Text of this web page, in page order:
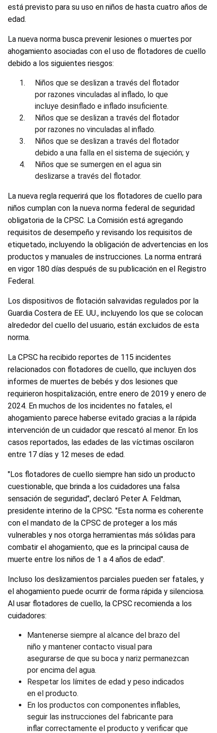
está previsto para su uso en niños de hasta cuatro años de
edad.
La nueva norma busca prevenir lesiones o muertes por
ahogamiento asociadas con el uso de flotadores de cuello
debido a los siguientes riesgos:
Niños que se deslizan a través del flotador
por razones vinculadas al inflado, lo que
incluye desinflado e inflado insuficiente.
Niños que se deslizan a través del flotador
por razones no vinculadas al inflado.
Niños que se deslizan a través del flotador
debido a una falla en el sistema de sujeción; y
Niños que se sumergen en el agua sin
deslizarse a través del flotador.
La nueva regla requerirá que los flotadores de cuello para
niños cumplan con la nueva norma federal de seguridad
obligatoria de la CPSC. La Comisión está agregando
requisitos de desempeño y revisando los requisitos de
etiquetado, incluyendo la obligación de advertencias en los
productos y manuales de instrucciones. La norma entrará
en vigor 180 días después de su publicación en el Registro
Federal.
Los dispositivos de flotación salvavidas regulados por la
Guardia Costera de EE. UU., incluyendo los que se colocan
alrededor del cuello del usuario, están excluidos de esta
norma.
La CPSC ha recibido reportes de 115 incidentes
relacionados con flotadores de cuello, que incluyen dos
informes de muertes de bebés y dos lesiones que
requirieron hospitalización, entre enero de 2019 y enero de
2024. En muchos de los incidentes no fatales, el
ahogamiento parece haberse evitado gracias a la rápida
intervención de un cuidador que rescató al menor. En los
casos reportados, las edades de las víctimas oscilaron
entre 17 días y 12 meses de edad.
"Los flotadores de cuello siempre han sido un producto
cuestionable, que brinda a los cuidadores una falsa
sensación de seguridad", declaró Peter A. Feldman,
presidente interino de la CPSC. "Esta norma es coherente
con el mandato de la CPSC de proteger a los más
vulnerables y nos otorga herramientas más sólidas para
combatir el ahogamiento, que es la principal causa de
muerte entre los niños de 1 a 4 años de edad".
Incluso los deslizamientos parciales pueden ser fatales, y
el ahogamiento puede ocurrir de forma rápida y silenciosa.
Al usar flotadores de cuello, la CPSC recomienda a los
cuidadores:
Mantenerse siempre al alcance del brazo del
niño y mantener contacto visual para
asegurarse de que su boca y nariz permanezcan
por encima del agua.
Respetar los límites de edad y peso indicados
en el producto.
En los productos con componentes inflables,
seguir las instrucciones del fabricante para
inflar correctamente el producto y verificar que